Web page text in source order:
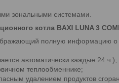
зональными системами.
котла BAXI LUNA 3
полную информацию о
автоматически каждые 24 ч.);
теплообменнике;
удалением продуктов